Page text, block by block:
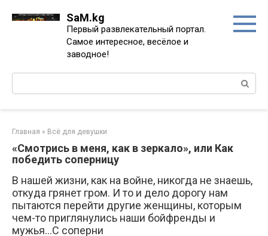
SaM.kg
Первый развлекательный портал.
Самое интересное, весёлое и
заводное!
Поиск:
Главная » Всё для девушки
«Смотрись в меня, как в зеркало», или Как
победить соперницу
В нашей жизни, как на войне, никогда не знаешь,
откуда грянет гром. И то и дело дорогу нам
пытаются перейти другие женщины, которым
чем-то приглянулись наши бойфренды и
мужья…С соперни